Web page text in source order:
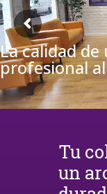
La calidad
profesional
Tu
un